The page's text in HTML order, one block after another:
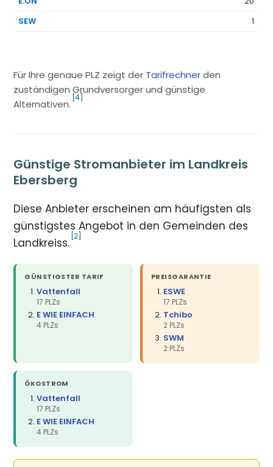
SEW
1
Für Ihre genaue PLZ zeigt der Tarifrechnerden
zuständigen Grundversorger und günstige
Alternativen.
[4]
Günstige Stromanbieter im Landkreis
Ebersberg
Diese Anbieter erscheinen am häufigsten als
günstigstes Angebot in den Gemeinden des
Landkreiss. [2]
GÜNSTIGSTER TARIF
Vattenfall
17 PLZs
E WIE EINFACH
4 PLZs
PREISGARANTIE
ESWE
17 PLZs
Tchibo
2 PLZs
SWM
2 PLZs
ÖKOSTROM
Vattenfall
17 PLZs
E WIE EINFACH
4 PLZs